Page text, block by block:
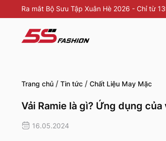
Ra mắt Bộ Sưu Tập Xuân Hè 2026 - Chỉ từ
Trang chủ / Tin tức / Chất Liệu May Mặc
Vải Ramie là gì? Ứng dụng
16.05.2024